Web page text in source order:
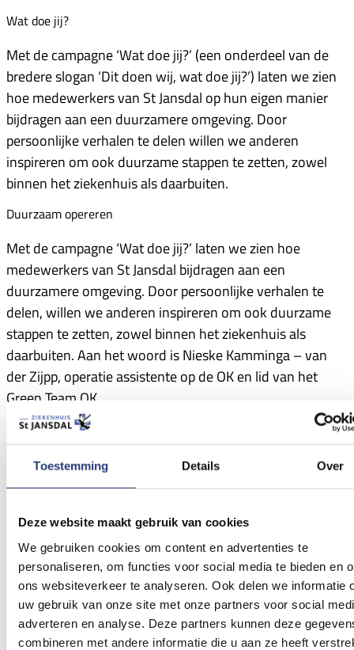
Toestemming Details Over
Deze website maakt gebruik van cookies
We gebruiken cookies om content en advertenties te
personaliseren, om functies voor social media te bieden en
ons websiteverkeer te analyseren. Ook delen we informatie
uw gebruik van onze site met onze partners voor social
adverteren en analyse. Deze partners kunnen deze
combineren met andere informatie die u aan ze heeft
Wat doe jij?
Met de campagne ‘Wat doe jij?’ (een onderdeel van de
bredere slogan ‘Dit doen wij, wat doe jij?’) laten we zien
hoe medewerkers van St Jansdal op hun eigen manier
bijdragen aan een duurzamere omgeving. Door
persoonlijke verhalen te delen willen we anderen
inspireren om ook duurzame stappen te zetten, zowel
binnen het ziekenhuis als daarbuiten.
Duurzaam opereren
Met de campagne ‘Wat doe jij?’ laten we zien hoe
medewerkers van St Jansdal bijdragen aan een
duurzamere omgeving. Door persoonlijke verhalen te
delen, willen we anderen inspireren om ook duurzame
stappen te zetten, zowel binnen het ziekenhuis als
daarbuiten. Aan het woord is Nieske Kamminga – van
der Zijpp, operatie assistente op de OK en lid van het
Green Team OK.
Lees verder